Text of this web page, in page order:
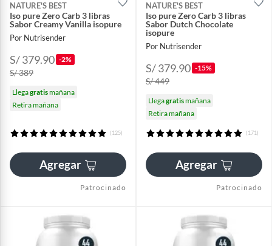
NATURE'S BEST
Iso pure Zero Carb 3 libras
Sabor Creamy Vanilla isopure
Por Nutrisender
S/ 379.90 -2%
S/ 389
Llegagratismañana
Retira mañana
(125)
Agregar
Patrocinado
NATURE'S BEST
Iso pure Zero Carb 3 libras
Sabor Dutch Chocolate
isopure
Por Nutrisender
S/ 379.90 -15%
S/ 449
Llegagratismañana
Retira mañana
(171)
Agregar
Patrocinado